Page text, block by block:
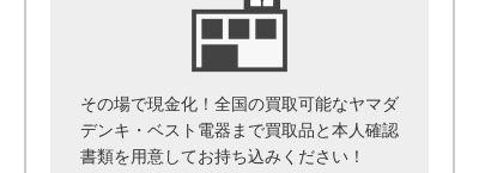
その場で現金化！全国の買取可能なヤマダ
デンキ・ベスト電器まで買取品と本人確認
書類を用意してお持ち込みください！